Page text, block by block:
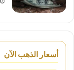
أسعار الذهب الآن